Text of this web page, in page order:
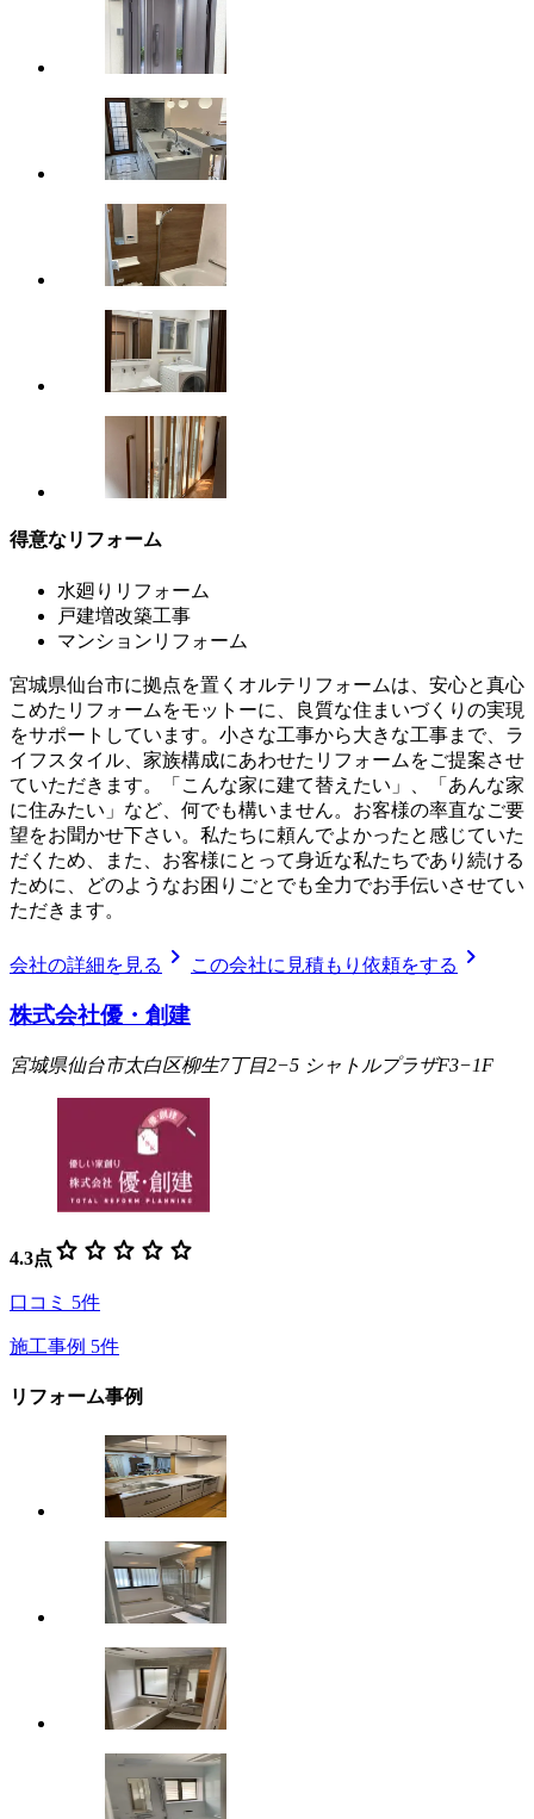
得意なリフォーム
水廻りリフォーム
戸建増改築工事
マンションリフォーム
宮城県仙台市に拠点を置くオルテリフォームは、安心と真心
こめたリフォームをモットーに、良質な住まいづくりの実現
をサポートしています。小さな工事から大きな工事まで、ラ
イフスタイル、家族構成にあわせたリフォームをご提案させ
ていただきます。「こんな家に建て替えたい」、「あんな家
に住みたい」など、何でも構いません。お客様の率直なご要
望をお聞かせ下さい。私たちに頼んでよかったと感じていた
だくため、また、お客様にとって身近な私たちであり続ける
ために、どのようなお困りごとでも全力でお手伝いさせてい
ただきます。
会社の詳細を見る chevron_right この会社に見積もり依頼をする chevron_right
株式会社優・創建
宮城県仙台市太白区柳生7丁目2−5 シャトルプラザF3−1F
4.3点 star star star star star
口コミ 5件
施工事例 5件
リフォーム事例